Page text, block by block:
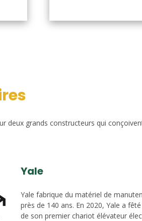
deux grands constructeurs qui
Yale
Yale fabrique du matériel de
près de 140 ans. En 2020, Yale a
de son premier chariot élévateur